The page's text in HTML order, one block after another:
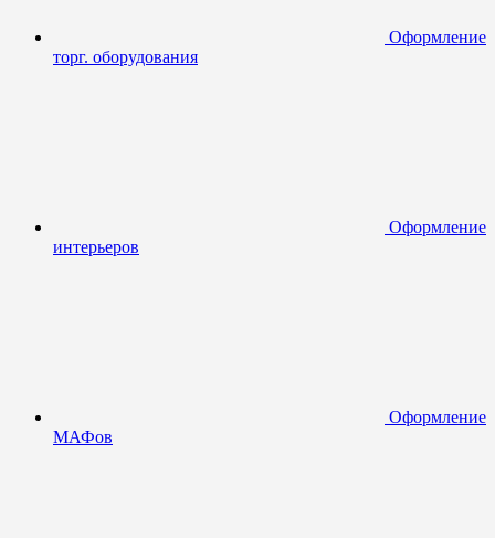
Оформление
торг. оборудования
Оформление
интерьеров
Оформление
МАФов